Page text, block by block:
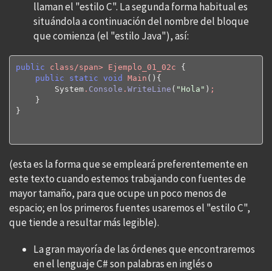
llaman el "estilo C". La segunda forma habitual es
situándola a continuación del nombre del bloque
que comienza (el "estilo Java"), así:
public class/span> Ejemplo_01_02c {
public
static void Main ( ) {
System. Console . WriteLine ( "Hola" ) ;
}
}
(esta es la forma que se empleará preferentemente en
este texto cuando estemos trabajando con fuentes de
mayor tamaño, para que ocupe un poco menos de
espacio; en los primeros fuentes usaremos el "estilo C",
que tiende a resultar más legible).
La gran mayoría de las órdenes que encontraremos
en el lenguaje C# son palabras en inglés o